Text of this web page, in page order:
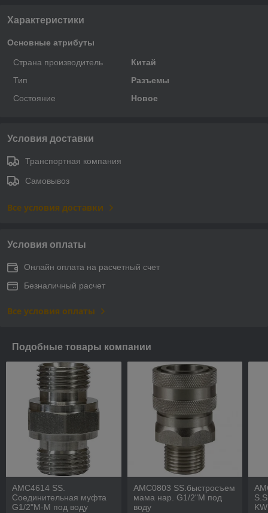
Характеристики
Основные атрибуты
Страна производитель
Китай
Тип
Разъемы
Состояние
Новое
Условия доставки
Транспортная компания
Самовывоз
Все условия доставки
Условия оплаты
Онлайн оплата на расчетный счет
Безналичный расчет
Все условия оплаты
Подобные товары компании
AMC4614 SS.
Соединительная муфта
G1/2"M-M под воду
AMC0803 SS.быстросъем
мама нар. G1/2"M под
воду